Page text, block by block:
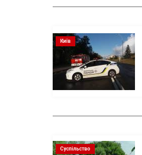
Київ
Суспільство